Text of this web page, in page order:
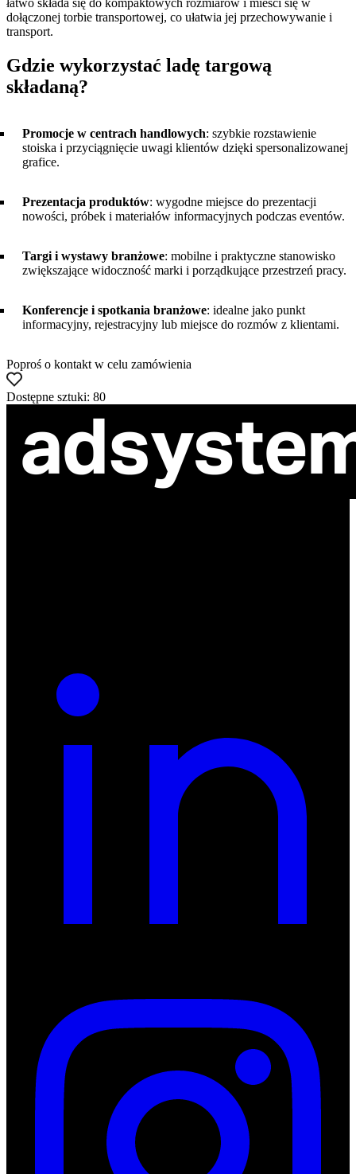
dołączonej torbie transportowej, co ułatwia jej przechowywanie i
transport.
Gdzie wykorzystać ladę targową
składaną?
Promocje w centrach handlowych: szybkie rozstawienie
stoiska i przyciągnięcie uwagi klientów dzięki spersonalizowanej
grafice.
Prezentacja produktów: wygodne miejsce do prezentacji
nowości, próbek i materiałów informacyjnych podczas eventów.
Targi i wystawy branżowe: mobilne i praktyczne stanowisko
zwiększające widoczność marki i porządkujące przestrzeń pracy.
Konferencje i spotkania branżowe: idealne jako punkt
informacyjny, rejestracyjny lub miejsce do rozmów z klientami.
Poproś o kontakt w celu zamówienia
Dostępne sztuki: 80